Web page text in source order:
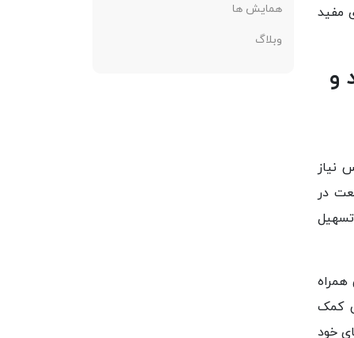
مفید
و
نیاز
در
کمک
خود
همایش ها
وبلاگ